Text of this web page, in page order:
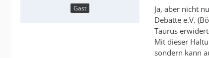
Gast
Ja, aber nicht
Debatte e.V.
Taurus
Mit dieser
sondern kann